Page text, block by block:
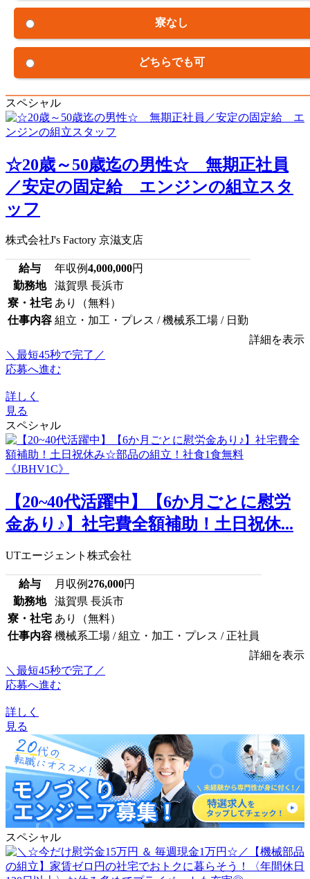
寮なし
どちらでも可
スペシャル
☆20歳～50歳迄の男性☆ 無期正社員
／安定の固定給 エンジンの組立スタ
ッフ
株式会社J's Factory 京滋支店
給与 年収例4,000,000円
勤務地
滋賀県 長浜市
寮・社宅 あり（無料）
仕事内容 組立・加工・プレス / 機械系工場 / 日勤
詳細を表示
＼最短45秒で完了／
応募へ進む
詳しく
見る
スペシャル
【20~40代活躍中】【6か月ごとに慰労
金あり♪】社宅費全額補助！土日祝休...
UTエージェント株式会社
給与 月収例276,000円
勤務地
滋賀県 長浜市
寮・社宅 あり（無料）
仕事内容 機械系工場 / 組立・加工・プレス / 正社員
詳細を表示
＼最短45秒で完了／
応募へ進む
詳しく
見る
スペシャル